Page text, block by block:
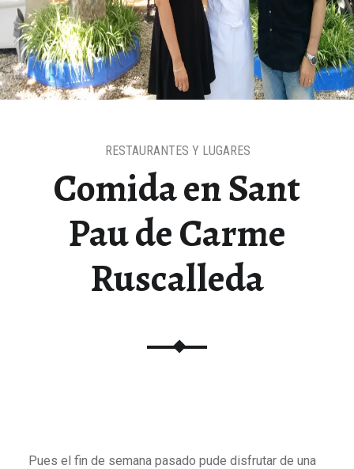
Comida en Sant
Pau de Carme
Ruscalleda
RESTAURANTES Y LUGARES
Pues el fin de semana pasado pude disfrutar de una